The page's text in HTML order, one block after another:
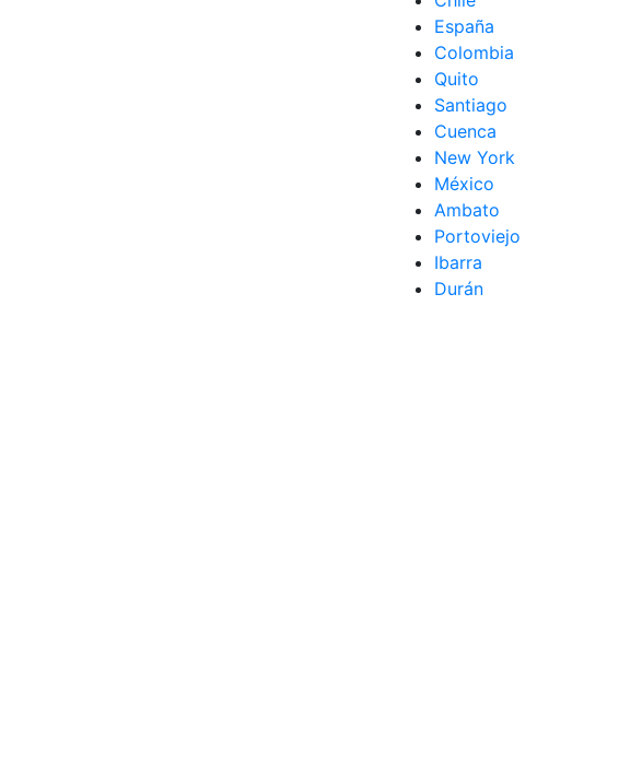
España
Colombia
Quito
Santiago
Cuenca
New York
México
Ambato
Portoviejo
Ibarra
Durán